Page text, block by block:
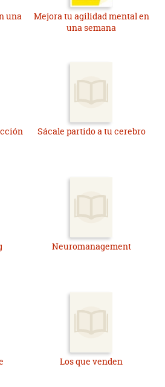
una
Mejora tu agilidad mental en
una semana
Sácale partido a tu cerebro
Neuromanagement
Los que venden